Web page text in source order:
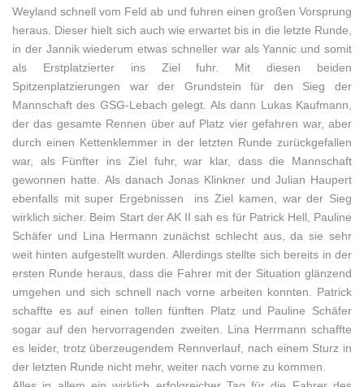
Weyland schnell vom Feld ab und fuhren einen großen Vorsprung
heraus. Dieser hielt sich auch wie erwartet bis in die letzte Runde,
in der Jannik wiederum etwas schneller war als Yannic und somit
als Erstplatzierter ins Ziel fuhr. Mit diesen beiden
Spitzenplatzierungen war der Grundstein für den Sieg der
Mannschaft des GSG-Lebach gelegt. Als dann Lukas Kaufmann,
der das gesamte Rennen über auf Platz vier gefahren war, aber
durch einen Kettenklemmer in der letzten Runde zurückgefallen
war, als Fünfter ins Ziel fuhr, war klar, dass die Mannschaft
gewonnen hatte. Als danach Jonas Klinkner und Julian Haupert
ebenfalls mit super Ergebnissen ins Ziel kamen, war der Sieg
wirklich sicher. Beim Start der AK II sah es für Patrick Hell, Pauline
Schäfer und Lina Hermann zunächst schlecht aus, da sie sehr
weit hinten aufgestellt wurden. Allerdings stellte sich bereits in der
ersten Runde heraus, dass die Fahrer mit der Situation glänzend
umgehen und sich schnell nach vorne arbeiten konnten. Patrick
schaffte es auf einen tollen fünften Platz und Pauline Schäfer
sogar auf den hervorragenden zweiten. Lina Herrmann schaffte
es leider, trotz überzeugendem Rennverlauf, nach einem Sturz in
der letzten Runde nicht mehr, weiter nach vorne zu kommen.